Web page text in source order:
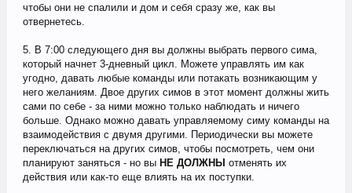
чтобы они не спалили и дом и себя сразу же, как вы
отвернетесь.
5. В 7:00 следующего дня вы должны выбрать первого сима,
который начнет 3-дневный цикл. Можете управлять им как
угодно, давать любые команды или потакать возникающим у
него желаниям. Двое других симов в этот момент должны жить
сами по себе - за ними можно только наблюдать и ничего
больше. Однако можно давать управляемому симу команды на
взаимодействия с двумя другими. Периодически вы можете
переключаться на других симов, чтобы посмотреть, чем они
планируют заняться - но вы НЕ ДОЛЖНЫ отменять их
действия или как-то еще влиять на их поступки.